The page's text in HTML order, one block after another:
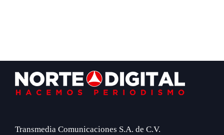
Footer
Transmedia Comunicaciones S.A. de C.V.